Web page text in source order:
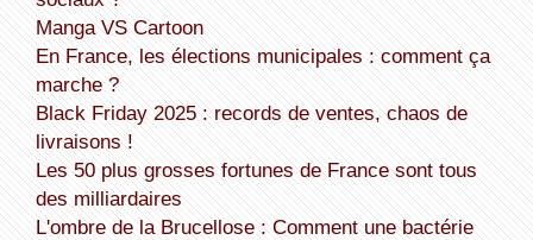
Manga VS Cartoon
En France, les élections municipales : comment ça
marche ?
Black Friday 2025 : records de ventes, chaos de
livraisons !
Les 50 plus grosses fortunes de France sont tous
des milliardaires
L'ombre de la Brucellose : Comment une bactérie